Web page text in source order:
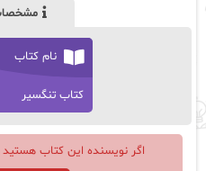
نام کتاب
کتاب تنگسیر
اگر نویسنده این کتاب